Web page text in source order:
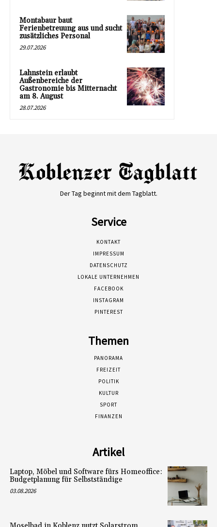
Montabaur baut
Ferienbetreuung aus und sucht
zusätzliches Personal
29.07.2026
Lahnstein erlaubt
Außenbereiche der
Gastronomie bis Mitternacht
am 8. August
28.07.2026
Der Tag beginnt mit dem Tagblatt.
Service
KONTAKT
IMPRESSUM
DATENSCHUTZ
LOKALE UNTERNEHMEN
FACEBOOK
INSTAGRAM
PINTEREST
Themen
PANORAMA
FREIZEIT
POLITIK
KULTUR
SPORT
FINANZEN
Artikel
Laptop, Möbel und Software fürs Homeoffice:
Budgetplanung für Selbstständige
03.08.2026